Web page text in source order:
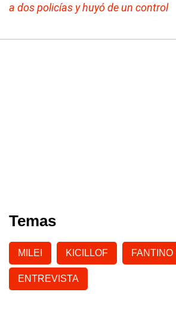
a dos policías y huyó de un control
Temas
MILEI KICILLOF FANTINO
ENTREVISTA